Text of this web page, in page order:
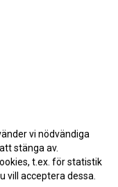
vi nödvändiga
stänga av.
t.ex. för statistik
vill acceptera dessa.